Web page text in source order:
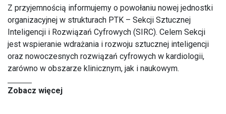
Z przyjemnością informujemy o powołaniu nowej jednostki
organizacyjnej w strukturach PTK – Sekcji Sztucznej
Inteligencji i Rozwiązań Cyfrowych (SIRC). Celem Sekcji
jest wspieranie wdrażania i rozwoju sztucznej inteligencji
oraz nowoczesnych rozwiązań cyfrowych w kardiologii,
zarówno w obszarze klinicznym, jak i naukowym.
Zobacz więcej